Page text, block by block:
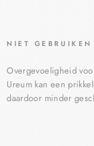
NIET GEBRUIKEN
Overgevoeligheid
Ureum kan een
daardoor minder